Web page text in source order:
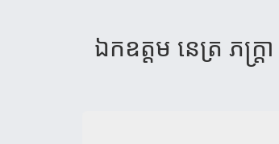
ឯក​ឧត្តម​ នេត្រ ​ភក្រ្ដ